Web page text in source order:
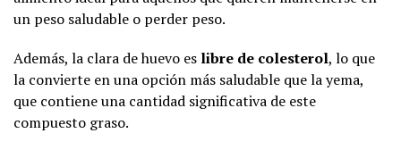
un peso saludable o perder peso.
Además, la clara de huevo es libre de colesterol, lo que
la convierte en una opción más saludable que la yema,
que contiene una cantidad significativa de este
compuesto graso.